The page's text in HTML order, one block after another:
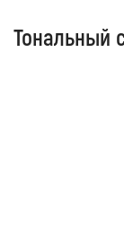
Тональный